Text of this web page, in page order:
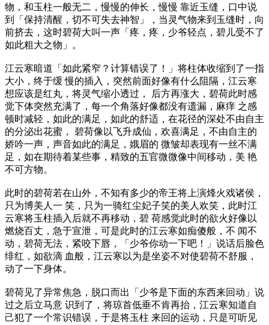
物，和玉柱一般无二，慢慢的伸长，慢慢 靠近玉缝，口中说
到「保持清醒，切不可失去神智」，当灵气物来到玉缝时，向
前挤去，这时碧荷大叫一声「疼，疼，少爷轻点，碧儿受不了
如此粗大之物」。
江云寒暗道「如此紧窄？计算错误了！」将柱体收缩到了一指
大小，终于缓 慢的插入，突然前面好像有什么阻隔，江云寒
想应该是红丸，将灵气缩小透过， 后方再涨大，碧荷此时感
觉下体突然充满了，每一个角落好像都没有遗漏，麻痒 之感
顿时减轻，如此的满足，如此的舒适，在花径的深处不由自主
的分泌出花蜜， 碧荷像以飞升成仙，欢喜满足，不由自主的
娇吟一声，声音如此的满足，娥眉的 微皱却表现有一丝不满
足，如在期待着某些事，精致的五官微微像中间移动，美 艳
不可方物。
此时的碧荷若在山外，不知有多少的帝王将上演烽火戏诸侯，
只为博美人一 笑，只为一骑红尘妃子笑的美人欢笑，此时江
云寒将玉柱插入后就不再移动，碧 荷感觉此时的欲火好像以
燃烧百丈，急于宣泄，可是此时的江云寒如痴傻般，不 闻不
动，碧荷无法，紧咬下唇，「少爷你动一下吧！」说话后脸色
绯红，如欲滴 血般，江云寒以为是坐姿不对使碧荷不舒服，
动了一下身体。
碧荷见了异常焦急，脱口而出「少爷是下面的东西来回动」说
过之后立马意 识到了，将琼首低垂不肯再抬，江云寒知道自
己犯了一个常识错误，于是将玉柱 来回的运动，只是可听见